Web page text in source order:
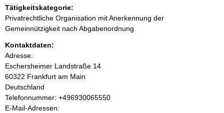
n
i
n
h
a
Tätigkeitskategorie:
Privatrechtliche Organisation mit Anerkennung der
Gemeinnützigkeit nach Abgabenordnung
Kontaktdaten:
Adresse:
Eschersheimer Landstraße 14
60322 Frankfurt am Main
Deutschland
K
o
Telefonnummer: +496930065550
E-Mail-Adressen: